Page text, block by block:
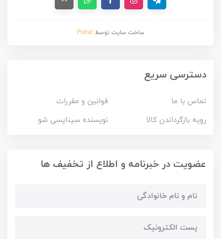
ساخت سایت توسط Portal
دسترسی سریع
تماس با ما
قوانین و مقررات
رویه بازگرداندن کالا
نویسنده سیناپسی شو
عضویت در خبرنامه و اطلاع از تخفیف ها